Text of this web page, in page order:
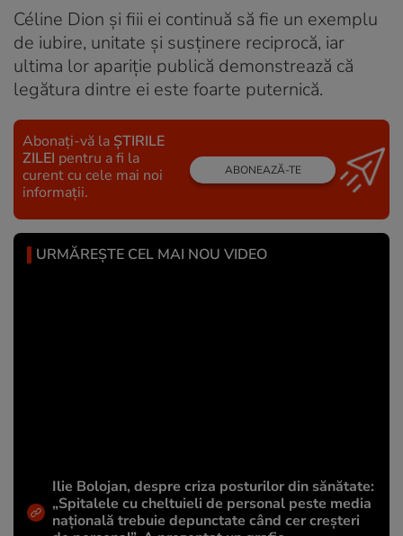
Céline Dion și fiii ei continuă să fie un exemplu
de iubire, unitate și susținere reciprocă, iar
ultima lor apariție publică demonstrează că
legătura dintre ei este foarte puternică.
Abonați-vă la ȘTIRILE
ZILEI pentru a fi la
curent cu cele mai noi
informații.
ABONEAZĂ-TE
URMĂREȘTE CEL MAI NOU VIDEO
Ilie Bolojan, despre criza posturilor din sănătate:
„Spitalele cu cheltuieli de personal peste media
națională trebuie depunctate când cer creșteri